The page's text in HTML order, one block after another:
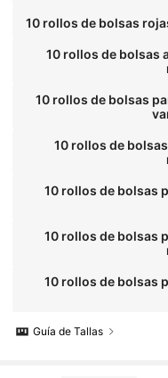
10 rollos de bolsas
10 rollos de bolsas
10 rollos de bolsas
10 rollos de
10 rollos de bolsas
10 rollos de bolsas
10 rollos de bolsas
Guía de Tallas